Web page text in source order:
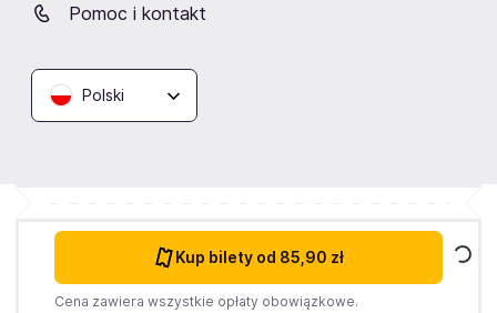
Pomoc i kontakt
Polski
Agencja Kreatywna Barbara Knapczyk
Koncert Królewski - Majestat
Kup bilety od 85,90 zł
Cena zawiera wszystkie opłaty obowiązkowe.